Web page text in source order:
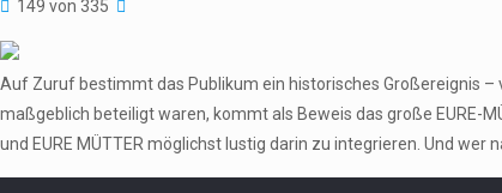
149 von 335
Auf Zuruf bestimmt das Publikum ein historisches Großereignis –
maßgeblich beteiligt waren, kommt als Beweis das große EURE-
und EURE MÜTTER möglichst lustig darin zu integrieren. Und